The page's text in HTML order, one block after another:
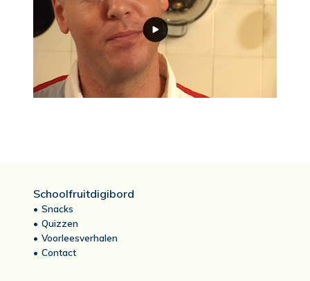
Schoolfruitdigibord
Snacks
Quizzen
Voorleesverhalen
Contact